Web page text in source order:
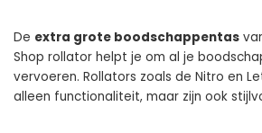
De extra grote boodschappentas
Shop rollator helpt je om al je
vervoeren. Rollators zoals de Nitro en
alleen functionaliteit, maar zijn ook